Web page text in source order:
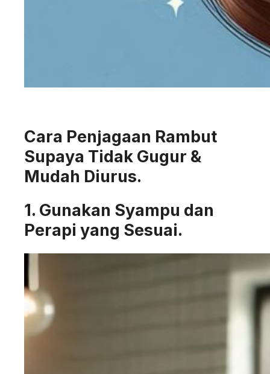
Cara Penjagaan Rambut
Supaya Tidak Gugur &
Mudah Diurus.
1. Gunakan Syampu dan
Perapi yang Sesuai.